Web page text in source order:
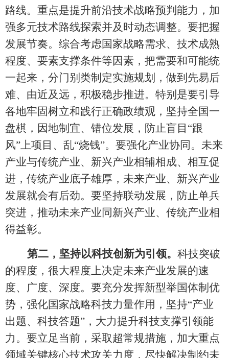
路线。重点是提升前沿技术战略预判能力，加
强多元技术路线探索并及时动态调整。要把握
发展节奏。综合考虑国家战略需求、技术成熟
程度、要素支撑条件等因素，把需要和可能统
一起来，分门别类制定实施规划，做到先易后
难、由近及远，积极稳步推进。特别是要引导
各地牢固树立和践行正确政绩观，坚持全国一
盘棋，因地制宜、错位发展，防止盲目“跟
风”上项目、乱“烧钱”。要强化产业协同。未来
产业与传统产业、新兴产业相辅相成、相互促
进，传统产业底子雄厚，未来产业、新兴产业
发展就会有后劲。要坚持联动发展，防止单兵
突进，推动未来产业同新兴产业、传统产业相
得益彰。
第二，坚持以科技创新为引领。 科技突破
的程度，很大程度上决定未来产业发展的速
度、广度、深度。要充分发挥新型举国体制优
势，强化国家战略科技力量作用，坚持“产业
出题、科技答题”，大力提升科技支撑引领能
力。要立足当前，采取超常规措施，加大重点
领域关键核心技术攻关力度，尽快解决制约未